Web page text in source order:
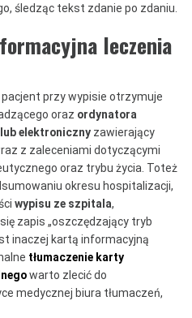
śledząc tekst zdanie po zdaniu.
leczenia
przy wypisie otrzymuje
oraz ordynatora
elektroniczny zawierający
z zaleceniami dotyczącymi
oraz trybu życia. Toteż
okresu hospitalizacji,
wypisu ze szpitala,
zapis „oszczędzający tryb
inaczej kartą informacyjną
tłumaczenie karty
warto zlecić do
medycznej biura tłumaczeń,